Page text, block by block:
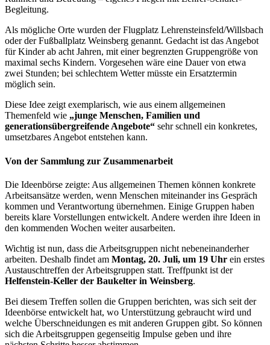
Begleitung.
Als mögliche Orte wurden der Flugplatz Lehrensteinsfeld/Willsbach
oder der Fußballplatz Weinsberg genannt. Gedacht ist das Angebot
für Kinder ab acht Jahren, mit einer begrenzten Gruppengröße von
maximal sechs Kindern. Vorgesehen wäre eine Dauer von etwa
zwei Stunden; bei schlechtem Wetter müsste ein Ersatztermin
möglich sein.
Diese Idee zeigt exemplarisch, wie aus einem allgemeinen
Themenfeld wie „junge Menschen, Familien und
generationsübergreifende Angebote“ sehr schnell ein konkretes,
umsetzbares Angebot entstehen kann.
Von der Sammlung zur Zusammenarbeit
Die Ideenbörse zeigte: Aus allgemeinen Themen können konkrete
Arbeitsansätze werden, wenn Menschen miteinander ins Gespräch
kommen und Verantwortung übernehmen. Einige Gruppen haben
bereits klare Vorstellungen entwickelt. Andere werden ihre Ideen in
den kommenden Wochen weiter ausarbeiten.
Wichtig ist nun, dass die Arbeitsgruppen nicht nebeneinanderher
arbeiten. Deshalb findet am Montag, 20. Juli, um 19 Uhr ein erstes
Austauschtreffen der Arbeitsgruppen statt. Treffpunkt ist der
Helfenstein-Keller der Baukelter in Weinsberg.
Bei diesem Treffen sollen die Gruppen berichten, was sich seit der
Ideenbörse entwickelt hat, wo Unterstützung gebraucht wird und
welche Überschneidungen es mit anderen Gruppen gibt. So können
sich die Arbeitsgruppen gegenseitig Impulse geben und ihre